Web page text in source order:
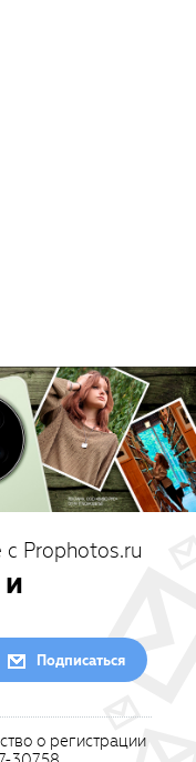
с Prophotos.ru
Подписаться
о регистрации